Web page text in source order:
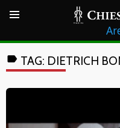
label TAG: DIETRICH